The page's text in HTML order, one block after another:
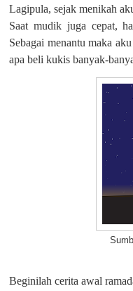
Lagipula, sejak menikah
Saat mudik juga cepat,
Sebagai menantu maka
apa beli kukis banyak-
Sumber:
Beginilah cerita awal